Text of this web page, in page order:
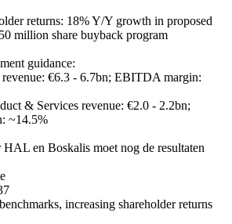
returns: 18% Y/Y growth in proposed
million share buyback program
guidance:
€6.3 - 6.7bn; EBITDA margin:
& Services revenue: €2.0 - 2.2bn;
~14.5%
HAL en Boskalis moet nog de resultaten
increasing shareholder returns